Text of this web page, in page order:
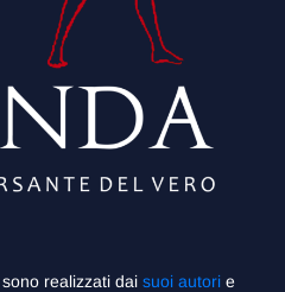
sono realizzati dai suoi autori e